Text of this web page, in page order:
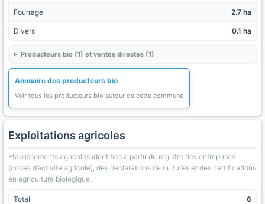
Fourrage 2.7 ha
Divers 0.1 ha
Producteurs bio (1) et ventes directes (1)
Annuaire des producteurs bio
Voir tous les producteurs bio autour de cette commune
Exploitations agricoles
Etablissements agricoles identifies a partir du registre des entreprises
(codes d’activite agricole), des declarations de cultures et des certifications
en agriculture biologique.
Total 6